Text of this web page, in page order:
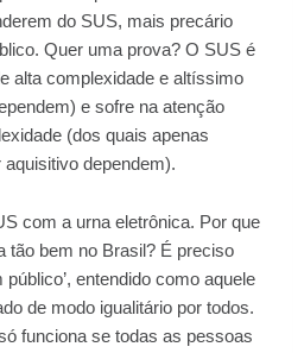
do SUS, mais precário
Quer uma prova? O SUS é
alta complexidade e altíssimo
e sofre na atenção
(dos quais apenas
dependem).
com a urna eletrônica. Por que
tão bem no Brasil? É preciso
público’, entendido como aquele
de modo igualitário por todos.
funciona se todas as pessoas